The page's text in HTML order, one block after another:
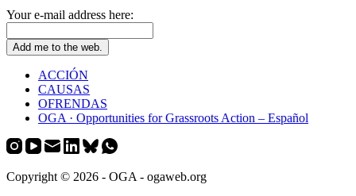
Your e-mail address here:
ACCIÓN
CAUSAS
OFRENDAS
OGA · Opportunities for Grassroots Action – Español
Copyright © 2026 - OGA - ogaweb.org